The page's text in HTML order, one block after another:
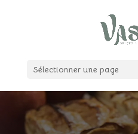
Sélectionner une page